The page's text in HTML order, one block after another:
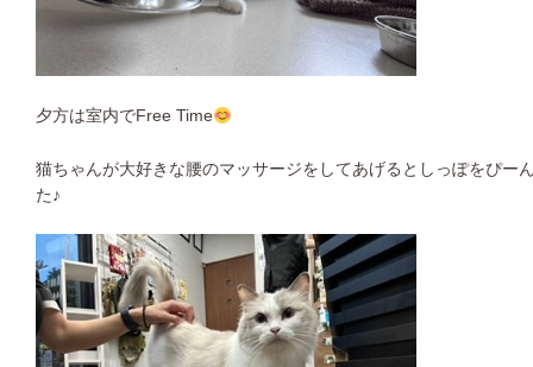
夕方は室内でFree Time
猫ちゃんが大好きな腰のマッサージをしてあげるとしっぽをぴー
た♪